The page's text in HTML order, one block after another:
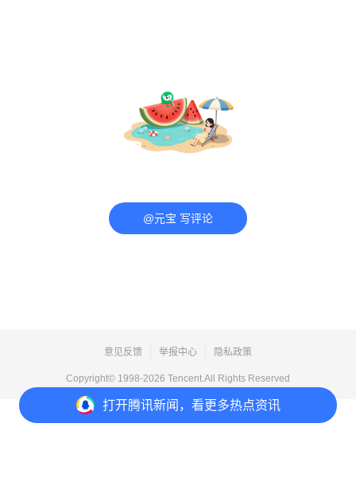
打开腾讯新闻，看更多热点资讯
@元宝 写评论
意见反馈 举报中心 隐私政策
Copyright© 1998-2026 Tencent.All Rights Reserved